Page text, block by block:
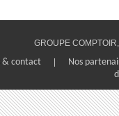
GROUPE
& contact
Nos